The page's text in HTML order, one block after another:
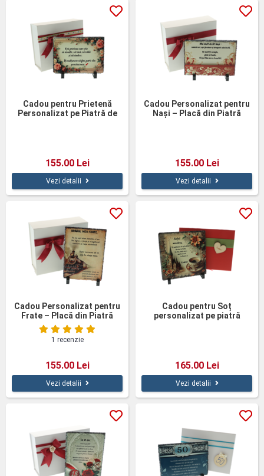
Cadou pentru Prietenă
Personalizat pe Piatră de
155.00 Lei
Vezi detalii
Cadou Personalizat pentru
Nași – Placă din Piatră
155.00 Lei
Vezi detalii
Cadou Personalizat pentru
Frate – Placă din Piatră
Naturală de Ardezie cu
Mesaj
1 recenzie
155.00 Lei
Vezi detalii
Cadou pentru Soț
personalizat pe piatră
165.00 Lei
Vezi detalii